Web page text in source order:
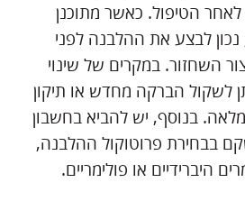
הטיפול. כאשר מתוכנן
לבצע את ההלבנה לפני
השחזור. במקרים של שינוי
לשקול הברקה מחדש או תיקון
בנוסף, יש להביא בחשבון
בבחירת פרוטוקול ההלבנה,
היברידיים או פולימריים.